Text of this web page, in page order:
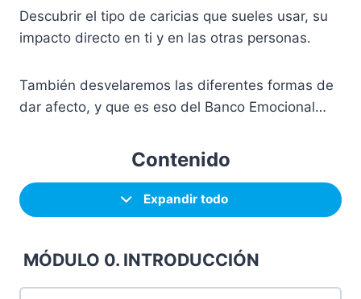
Descubrir el tipo de caricias que sueles usar, su
impacto directo en ti y en las otras personas.
También desvelaremos las diferentes formas de
dar afecto, y que es eso del Banco Emocional…
Contenido
Expandir todo
MÓDULO 0. INTRODUCCIÓN